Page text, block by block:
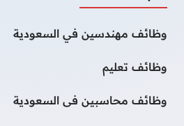
وظائف مهندسين في السعودية
وظائف تعليم
وظائف محاسبين فى السعودية